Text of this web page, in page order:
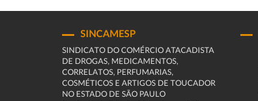
SINCAMESP
SINDICATO DO COMÉRCIO ATACADISTA
DE DROGAS, MEDICAMENTOS,
CORRELATOS, PERFUMARIAS,
COSMÉTICOS E ARTIGOS DE TOUCADOR
NO ESTADO DE SÃO PAULO